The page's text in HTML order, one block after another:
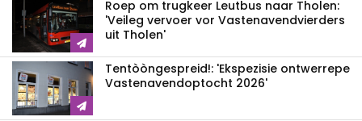
Roep om trugkeer Leutbus naar Tholen:
'Veileg vervoer vor Vastenavendvierders
uit Tholen'
Tentòòngespreid!: 'Ekspezisie ontwerrepe
Vastenavendoptocht 2026'